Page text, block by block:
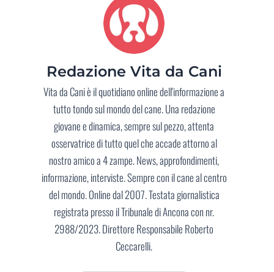
Redazione Vita da Cani
Vita da Cani è il quotidiano online dell'informazione a
tutto tondo sul mondo del cane. Una redazione
giovane e dinamica, sempre sul pezzo, attenta
osservatrice di tutto quel che accade attorno al
nostro amico a 4 zampe. News, approfondimenti,
informazione, interviste. Sempre con il cane al centro
del mondo. Online dal 2007. Testata giornalistica
registrata presso il Tribunale di Ancona con nr.
2988/2023. Direttore Responsabile Roberto
Ceccarelli.